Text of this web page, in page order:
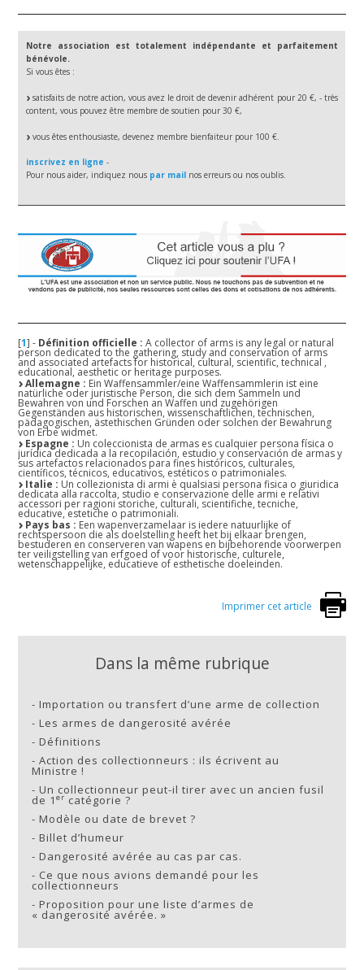
Notre association est totalement indépendante et parfaitement
bénévole.
Si vous êtes :
satisfaits de notre action, vous avez le droit de devenir adhérent pour 20 €, - très
content, vous pouvez être membre de soutien pour 30 €,
vous êtes enthousiaste, devenez membre bienfaiteur pour 100 €.
inscrivez en ligne -
Pour nous aider, indiquez nous par mail nos erreurs ou nos oublis.
[1]- Définition officielle : A collector of arms is any legal or natural
person dedicated to the gathering, study and conservation of arms
and associated artefacts for historical, cultural, scientific, technical ,
educational, aesthetic or heritage purposes.
Allemagne : Ein Waffensammler/eine Waffensammlerin ist eine
natürliche oder juristische Person, die sich dem Sammeln und
Bewahren von und Forschen an Waffen und zugehörigen
Gegenständen aus historischen, wissenschaftlichen, technischen,
pädagogischen, ästethischen Gründen oder solchen der Bewahrung
von Erbe widmet.
Espagne : Un coleccionista de armas es cualquier persona física o
jurídica dedicada a la recopilación, estudio y conservación de armas y
sus artefactos relacionados para fines históricos, culturales,
científicos, técnicos, educativos, estéticos o patrimoniales.
Italie : Un collezionista di armi è qualsiasi persona fisica o giuridica
dedicata alla raccolta, studio e conservazione delle armi e relativi
accessori per ragioni storiche, culturali, scientifiche, tecniche,
educative, estetiche o patrimoniali.
Pays bas : Een wapenverzamelaar is iedere natuurlijke of
rechtspersoon die als doelstelling heeft het bij elkaar brengen,
bestuderen en conserveren van wapens en bijbehorende voorwerpen
ter veiligstelling van erfgoed of voor historische, culturele,
wetenschappelijke, educatieve of esthetische doeleinden.
Imprimer cet article
Dans la même rubrique
-Importation ou transfert d’une arme de collection
-Les armes de dangerosité avérée
-Définitions
-Action des collectionneurs : ils écrivent au
Ministre !
-Un collectionneur peut-il tirer avec un ancien fusil
de 1er catégorie ?
-Modèle ou date de brevet ?
-Billet d’humeur
-Dangerosité avérée au cas par cas.
- Ce que nous avions demandé pour les
collectionneurs
-Proposition pour une liste d’armes de
« dangerosité avérée. »